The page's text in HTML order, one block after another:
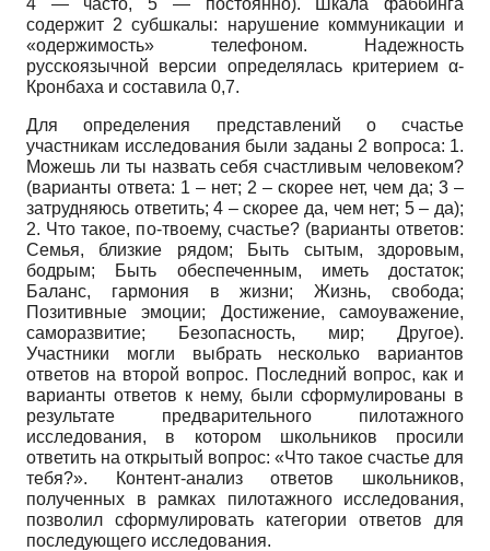
содержит 2 субшкалы: нарушение коммуникации и
«одержимость» телефоном. Надежность
русскоязычной версии определялась критерием α-
Кронбаха и составила 0,7.
Для определения представлений о счастье
участникам исследования были заданы 2 вопроса: 1.
Можешь ли ты назвать себя счастливым человеком?
(варианты ответа: 1 – нет; 2 – скорее нет, чем да; 3 –
затрудняюсь ответить; 4 – скорее да, чем нет; 5 – да);
2. Что такое, по-твоему, счастье? (варианты ответов:
Семья, близкие рядом; Быть сытым, здоровым,
бодрым; Быть обеспеченным, иметь достаток;
Баланс, гармония в жизни; Жизнь, свобода;
Позитивные эмоции; Достижение, самоуважение,
саморазвитие; Безопасность, мир; Другое).
Участники могли выбрать несколько вариантов
ответов на второй вопрос. Последний вопрос, как и
варианты ответов к нему, были сформулированы в
результате предварительного пилотажного
исследования, в котором школьников просили
ответить на открытый вопрос: «Что такое счастье для
тебя?». Контент-анализ ответов школьников,
полученных в рамках пилотажного исследования,
позволил сформулировать категории ответов для
последующего исследования.